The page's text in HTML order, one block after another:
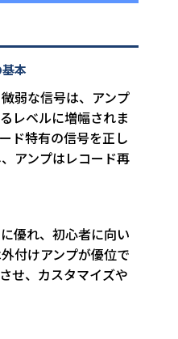
本
弱な信号は、アンプ
レベルに増幅されま
ド特有の信号を正し
アンプはレコード再
優れ、初心者に向い
付けアンプが優位で
せ、カスタマイズや